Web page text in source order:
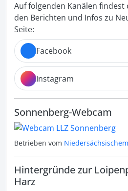
Auf folgenden Kanälen findest
den Berichten und Infos zu
Seite:
Facebook
Instagram
Sonnenberg-Webcam
Betrieben vom
Hintergründe zur
Harz